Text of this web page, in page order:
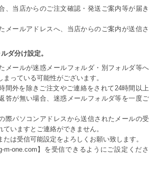
、当店からのご注文確認・発送ご案内等が届き
メールアドレスへ、当店からのご案内が送信さ
ダ分け設定。
メールが迷惑メールフォルダ・別フォルダ等へ
っている可能性がございます。
間外を除きご注文やご連絡をされて24時間以上
答が無い場合、迷惑メールフォルダ等を一度ご
際パソコンアドレスから送信されたメールの受
いますとご連絡ができません。
は受信可能設定をよろしくお願い致します。
m-one.com】を受信できるようにご設定くださ